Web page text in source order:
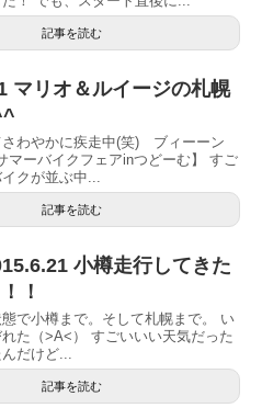
記事を読む
マリオ＆ルイージの札幌
さわやかに疾走中(笑) ブィーーン
マーバイクフェアinつどーむ】 すご
クが並ぶ中...
記事を読む
小樽走行してきた
！！
で小樽まで。そして札幌まで。 い
た（>A<） すごいいい天気だった
だけど...
記事を読む